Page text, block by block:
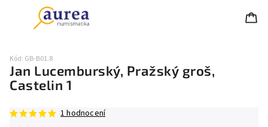
Jan Lucemburský, Pražský groš,
Castelin 1
Kód: GB-B01.8
1 hodnocení